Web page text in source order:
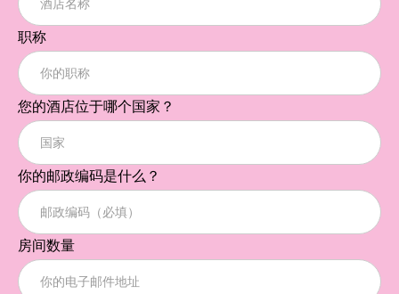
职称
您的酒店位于哪个国家？
你的邮政编码是什么？
房间数量